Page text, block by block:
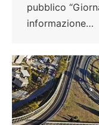
pubblico
informazione…